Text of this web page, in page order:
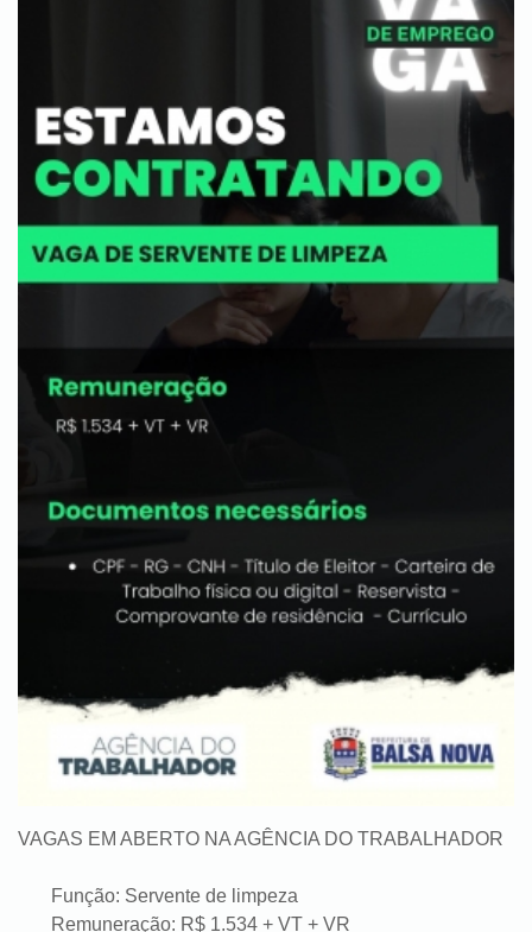
VAGAS EM ABERTO NA AGÊNCIA DO TRABALHADOR
Função: Servente de limpeza
Remuneração: R$ 1.534 + VT + VR